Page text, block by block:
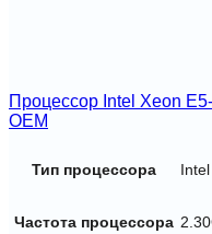
Процессор Intel Xeon
OEM
Тип процессора
Частота процессора